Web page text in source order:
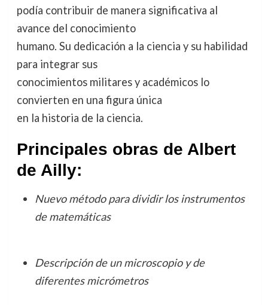
podía contribuir de manera significativa al
avance del conocimiento
humano. Su dedicación a la ciencia y su habilidad
para integrar sus
conocimientos militares y académicos lo
convierten en una figura única
en la historia de la ciencia.
Principales obras de Albert
de Ailly:
Nuevo método para dividir los instrumentos
de matemáticas
Descripción de un microscopio y de
diferentes micrómetros